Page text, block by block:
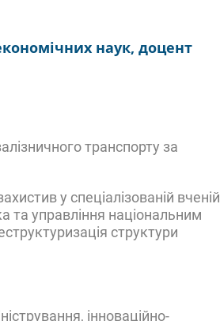
наук, доцент
транспорту за
у спеціалізованій вченій
та управління національним
структури
інноваційно-